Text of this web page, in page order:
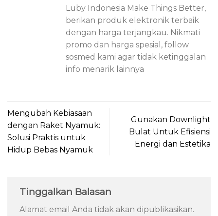
Luby Indonesia Make Things Better,
berikan produk elektronik terbaik
dengan harga terjangkau. Nikmati
promo dan harga spesial, follow
sosmed kami agar tidak ketinggalan
info menarik lainnya
Mengubah Kebiasaan
dengan Raket Nyamuk:
Solusi Praktis untuk
Hidup Bebas Nyamuk
Gunakan Downlight
Bulat Untuk Efisiensi
Energi dan Estetika
Tinggalkan Balasan
Alamat email Anda tidak akan dipublikasikan.